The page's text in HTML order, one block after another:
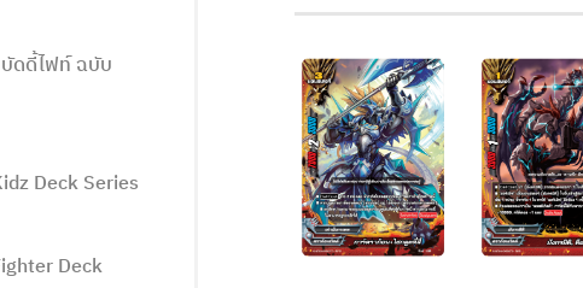
ดดี้ไฟท์ ฉบับ
Deck Series
Deck